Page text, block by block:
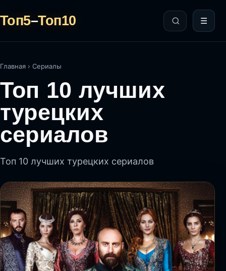
Топ5–Топ10 ☰
Главная › Сериалы
Топ 10 лучших
турецких
сериалов
Топ 10 лучших турецких сериалов